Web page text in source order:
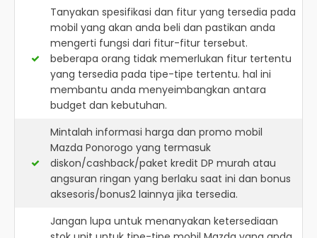
Tanyakan spesifikasi dan fitur yang tersedia pada
mobil yang akan anda beli dan pastikan anda
mengerti fungsi dari fitur-fitur tersebut.
beberapa orang tidak memerlukan fitur tertentu
yang tersedia pada tipe-tipe tertentu. hal ini
membantu anda menyeimbangkan antara
budget dan kebutuhan.
Mintalah informasi harga dan promo mobil
Mazda Ponorogo yang termasuk
diskon/cashback/paket kredit DP murah atau
angsuran ringan yang berlaku saat ini dan bonus
aksesoris/bonus2 lainnya jika tersedia.
Jangan lupa untuk menanyakan ketersediaan